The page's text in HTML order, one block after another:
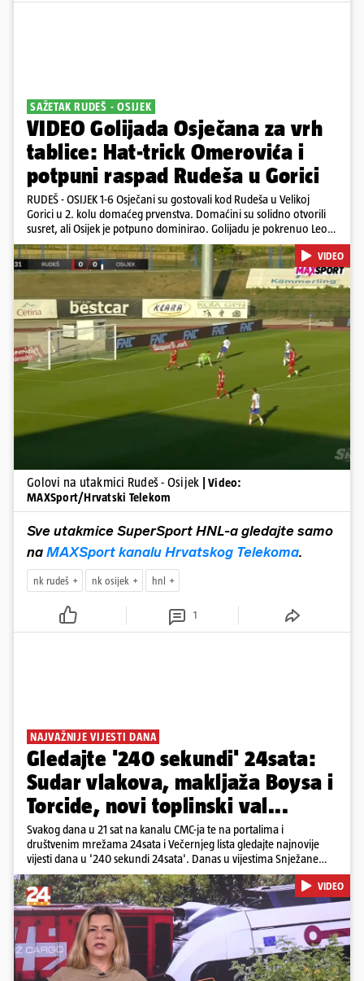
SAŽETAK RUDEŠ - OSIJEK
VIDEO Golijada Osječana za vrh
tablice: Hat-trick Omerovića i
potpuni raspad Rudeša u Gorici
RUDEŠ - OSIJEK 1-6 Osječani su gostovali kod Rudeša u Velikoj
Gorici u 2. kolu domaćeg prvenstva. Domaćini su solidno otvorili
susret, ali Osijek je potpuno dominirao. Golijadu je pokrenuo Leon
u 12. minuti, a povećao je u 24. minuti. Meksikancu su ovo bili prvi
golovi u dresu 'bijelo-plavih' Nail Omerović bio je junak u dresu
gostiju, zabio hat-trick. Mrežu golmana Rudeša tresao je u 41., 44.
minuti i 81. minuti. U dugu listu strijelaca u velikoj Gorici upisao se i
Arnel Jakupović golom u 69. minuti. Utješni gol za smanjenje
zaostatka u dresu Rudeša zabio je Ilečić u 84. minuti. Osijek je s tri
boda na prvom mjestu tablice HNL-a
Pokretanje videa...
VIDEO
Golovi na utakmici Rudeš - Osijek
| Video:
MAXSport/Hrvatski Telekom
Sve utakmice SuperSport HNL-a gledajte samo
na MAXSport kanalu Hrvatskog Telekoma.
nk rudeš nk osijek hnl
1
NAJVAŽNIJE VIJESTI DANA
Gledajte '240 sekundi' 24sata:
Sudar vlakova, makljaža Boysa i
Torcide, novi toplinski val...
Svakog dana u 21 sat na kanalu CMC-ja te na portalima i
društvenim mrežama 24sata i Večernjeg lista gledajte najnovije
vijesti dana u '240 sekundi 24sata'. Danas u vijestima Snježane
Krnetić: Željeznička nesreća između kolodvora Sveti Ivan Žabno i
Gradec, masovna tučnjava Boysa i Torcide, prijeti nestašica vode
kraj Požege...
VIDEO